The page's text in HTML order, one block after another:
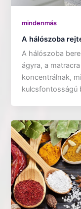
mindenmás
A hálószoba
A hálószoba
ágyra, a
koncentrálnak,
kulcsfontosságú